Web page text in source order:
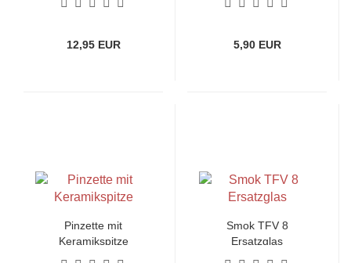
12,95 EUR 5,90 EUR
Pinzette mit
Keramikspitze
Smok TFV 8
Ersatzglas